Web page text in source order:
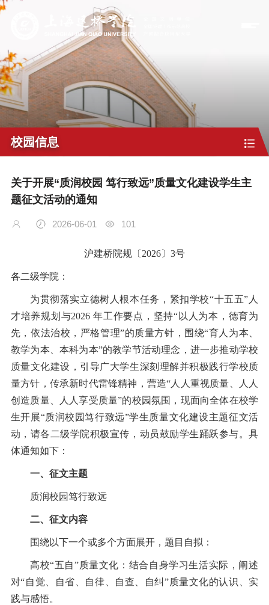
校园信息
关于开展“质润校园 笃行致远”质量文化建设学生主
题征文活动的通知
2026-06-01 101
沪建桥院规〔2026〕3号
各二级学院：
为贯彻落实立德树人根本任务，紧扣学校“十五五”人
才培养规划与2026 年工作要点，坚持“以人为本，德育为
先，依法治校，严格管理”的质量方针，围绕“育人为本、
教学为本、本科为本”的教学节活动理念，进一步推动学校
质量文化建设，引导广大学生深刻理解并积极践行学校质
量方针，传承新时代雷锋精神，营造“人人重视质量、人人
创造质量、人人享受质量”的校园氛围，现面向全体在校学
生开展“质润校园笃行致远”学生质量文化建设主题征文活
动，请各二级学院积极宣传，动员鼓励学生踊跃参与。具
体通知如下：
一、征文主题
质润校园笃行致远
二、征文内容
围绕以下一个或多个方面展开，题目自拟：
高校“五自”质量文化：结合自身学习生活实际，阐述
对“自觉、自省、自律、自查、自纠”质量文化的认识、实
践与感悟。